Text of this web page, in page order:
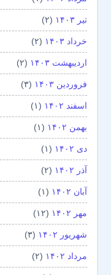
تیر ۱۴۰۳ (۲)
خرداد ۱۴۰۳ (۲)
اردیبهشت ۱۴۰۳ (۲)
فروردین ۱۴۰۳ (۳)
اسفند ۱۴۰۲ (۱)
بهمن ۱۴۰۲ (۱)
دی ۱۴۰۲ (۱)
آذر ۱۴۰۲ (۲)
آبان ۱۴۰۲ (۱)
مهر ۱۴۰۲ (۱۲)
شهریور ۱۴۰۲ (۳)
مرداد ۱۴۰۲ (۲)